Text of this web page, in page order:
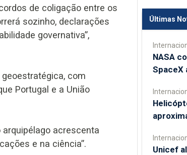
de coligação entre os
sozinho, declarações
governativa”,
com
Portugal e a União
acrescenta
e na ciência”.
Últimas
NASA
SpaceX
Unicef